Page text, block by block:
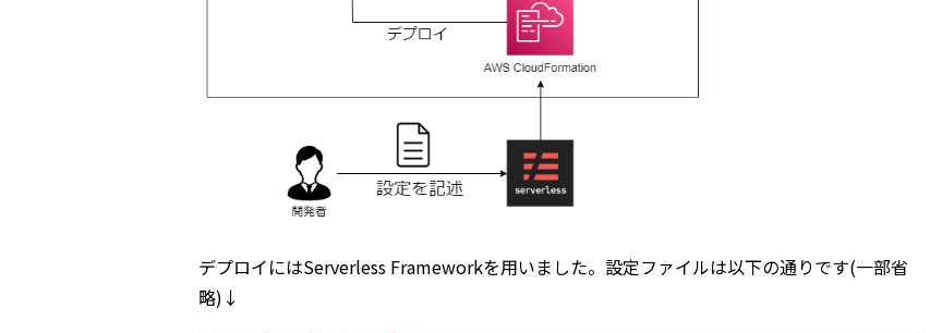
デプロイにはServerless Frameworkを用いました。設定ファイルは以下の通りです(一部省
略)↓